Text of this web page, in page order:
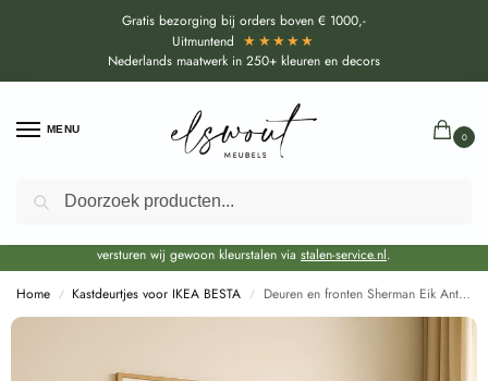
Gratis bezorging bij orders boven € 1000,-
Uitmuntend ★★★★★
Nederlands maatwerk in 250+ kleuren en decors
MENU
0
Door de bouwvakperiode geldt voor alle collecties momenteel een EXTRA
levertijd van circa 3-4 weken bovenop de reguliere levertijd.
versturen wij gewoon kleurstalen via stalen-service.nl.
Home / Kastdeurtjes voor IKEA BESTA / Deuren en fronten Sherman Eik Antraciet voor Ikea Besta (H1346 ST32)